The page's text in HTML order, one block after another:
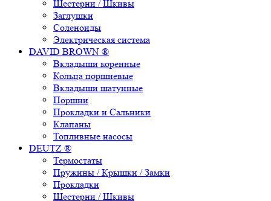
Шестерни / Шкивы
Заглушки
Соленоиды
Электрическая система
DAVID BROWN ®
Вкладыши коренные
Кольца поршневые
Вкладыши шатунные
Поршни
Прокладки и Сальники
Клапаны
Топливные насосы
DEUTZ ®
Термостаты
Пружины / Крышки / Замки
Прокладки
Шестерни / Шкивы